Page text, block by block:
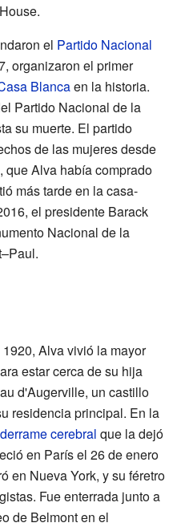
el Partido Nacional
organizaron el primer
Blancaen la historia.
Partido Nacional de la
su muerte. El partido
de las mujeres desde
que Alva había comprado
más tarde en la casa-
el presidente Barack
Nacional de la
Alva vivió la mayor
estar cerca de su hija
d'Augerville, un castillo
residencia principal. En la
derrame cerebral que la dejó
en París el 26 de enero
en Nueva York, y su féretro
Fue enterrada junto a
de Belmont en el